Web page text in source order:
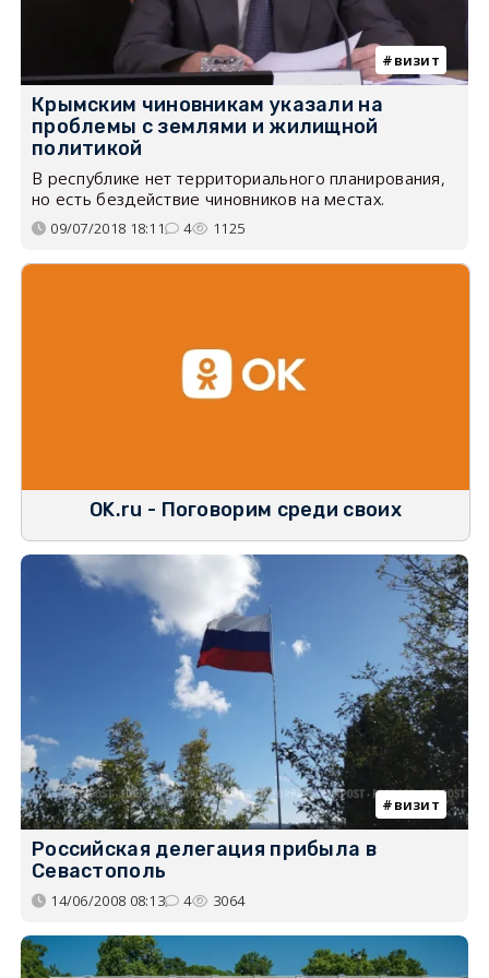
визит
Крымским чиновникам указали на
проблемы с землями и жилищной
политикой
В республике нет территориального планирования,
но есть бездействие чиновников на местах.
09/07/2018 18:11 4 1125
OK.ru - Поговорим среди своих
визит
Российская делегация прибыла в
Севастополь
14/06/2008 08:13 4 3064